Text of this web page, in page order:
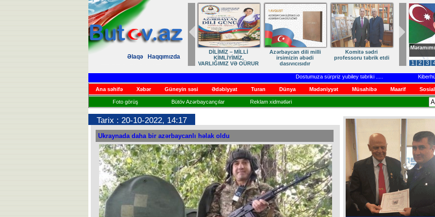
Əlaqə
Haqqımızda
1 2 3
Zəfərdən Qayıdışa –
Həsrətin Sonu Yaxındır
ANA DİLİMİZ – MİLLİ
KİMLİYİMİZDİR
Ruhumuzun manifesti
Dostumuza sürpriz yubiley təbriki.....
Ana səhifə Xəbər Güneyin səsi Ədəbiyyat Turan Dünya Mədəniyyət Müsahibə Maarif
Foto görüş Bütöv Azərbaycançılar Reklam xidmətləri
Tarix : 20-10-2022, 14:17
Ukraynada daha bir azərbaycanlı həlak oldu